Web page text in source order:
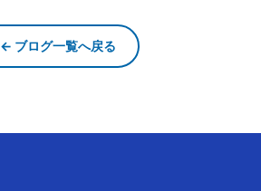
← ブログ一覧へ戻る